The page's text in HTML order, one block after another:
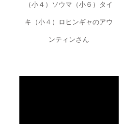
（小４）ソウマ（小６）タイ
キ（小４）ロヒンギャのアウ
ンティンさん